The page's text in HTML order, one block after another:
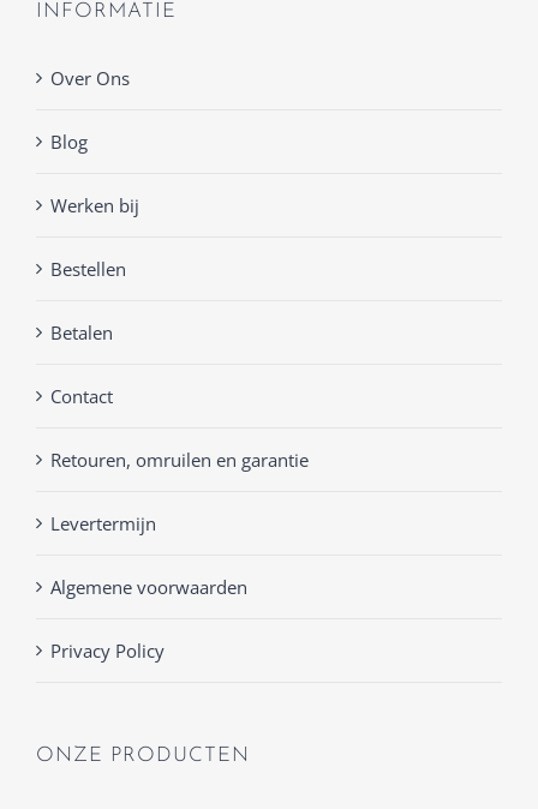
INFORMATIE
Over Ons
Blog
Werken bij
Bestellen
Betalen
Contact
Retouren, omruilen en garantie
Levertermijn
Algemene voorwaarden
Privacy Policy
ONZE PRODUCTEN